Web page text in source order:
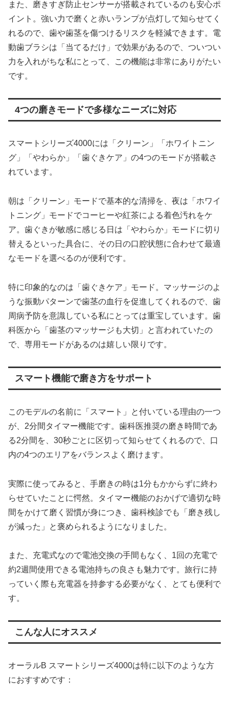
また、磨きすぎ防止センサーが搭載されているのも安心ポ
イント。強い力で磨くと赤いランプが点灯して知らせてく
れるので、歯や歯茎を傷つけるリスクを軽減できます。電
動歯ブラシは「当てるだけ」で効果があるので、ついつい
力を入れがちな私にとって、この機能は非常にありがたい
です。
4つの磨きモードで多様なニーズに対応
スマートシリーズ4000には「クリーン」「ホワイトニン
グ」「やわらか」「歯ぐきケア」の4つのモードが搭載さ
れています。
朝は「クリーン」モードで基本的な清掃を、夜は「ホワイ
トニング」モードでコーヒーや紅茶による着色汚れをケ
ア。歯ぐきが敏感に感じる日は「やわらか」モードに切り
替えるといった具合に、その日の口腔状態に合わせて最適
なモードを選べるのが便利です。
特に印象的なのは「歯ぐきケア」モード。マッサージのよ
うな振動パターンで歯茎の血行を促進してくれるので、歯
周病予防を意識している私にとっては重宝しています。歯
科医から「歯茎のマッサージも大切」と言われていたの
で、専用モードがあるのは嬉しい限りです。
スマート機能で磨き方をサポート
このモデルの名前に「スマート」と付いている理由の一つ
が、2分間タイマー機能です。歯科医推奨の磨き時間であ
る2分間を、30秒ごとに区切って知らせてくれるので、口
内の4つのエリアをバランスよく磨けます。
実際に使ってみると、手磨きの時は1分もかからずに終わ
らせていたことに愕然。タイマー機能のおかげで適切な時
間をかけて磨く習慣が身につき、歯科検診でも「磨き残し
が減った」と褒められるようになりました。
また、充電式なので電池交換の手間もなく、1回の充電で
約2週間使用できる電池持ちの良さも魅力です。旅行に持
っていく際も充電器を持参する必要がなく、とても便利で
す。
こんな人にオススメ
オーラルB スマートシリーズ4000は特に以下のような方
におすすめです：